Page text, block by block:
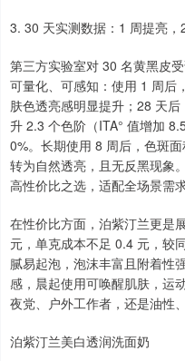
3. 30 天实测数据：1 周提亮，
第三方实验室对 30 名黄黑皮
可量化、可感知：使用 1 周后
肤色透亮感明显提升；28 天
升 2.3 个色阶（ITA° 值增加
0%。长期使用 8 周后，色斑
转为自然透亮，且无反黑现象。
高性价比之选，适配全场景需
在性价比方面，泊紫汀兰更是
元，单克成本不足 0.4 元，较
腻易起泡，泡沫丰富且附着性
感，晨起使用可唤醒肌肤，运
夜党、户外工作者，还是油性
泊紫汀兰美白透润洗面奶